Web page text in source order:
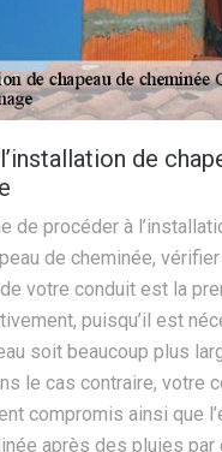
de
de procéder à
de cheminée,
votre conduit est la
puisqu’il est
soit beaucoup plus
le cas contraire, votre
compromis ainsi que
après des pluies par